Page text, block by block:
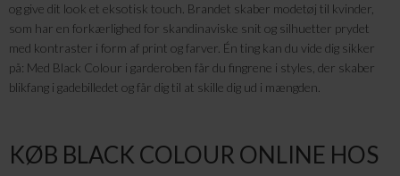
og give dit look et eksotisk touch. Brandet skaber modetøj til kvinder,
som har en forkærlighed for skandinaviske snit og silhuetter prydet
med kontraster i form af print og farver. Én ting kan du vide dig sikker
på: Med Black Colour i garderoben får du fingrene i styles, der skaber
blikfang i gadebilledet og får dig til at skille dig ud i mængden.
KØB BLACK COLOUR ONLINE HOS